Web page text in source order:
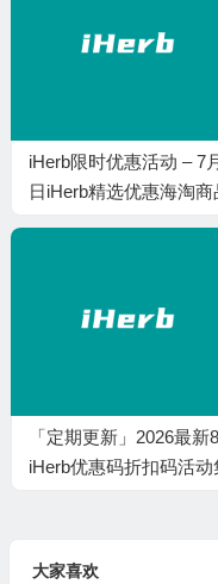
iHerb限时优惠活动 – 7
日iHerb精选优惠海淘商
「定期更新」2026最新
iHerb优惠码折扣码活动
大家喜欢